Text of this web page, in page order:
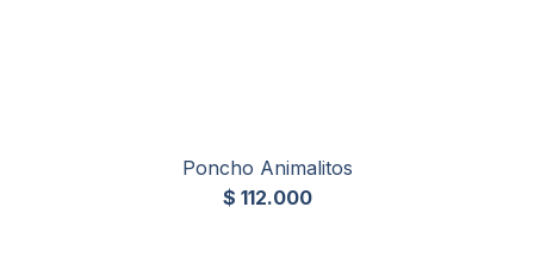
Poncho Animalitos
$ 112.000